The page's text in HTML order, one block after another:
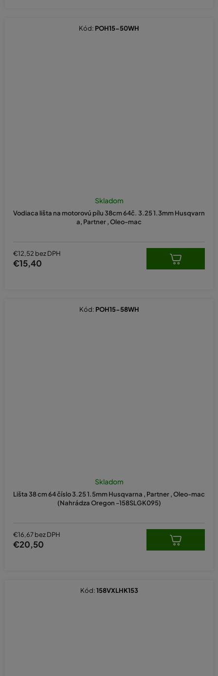
Vodiaca lišta na motorovú pílu 38cm 64č. 3.25 1.3mm Husqvarn
a, Partner , Oleo-mac
Skladom
€12,52 bez DPH
€15,40
Kód: POH15-50WH
Lišta 38 cm 64 číslo 3.25 1.5mm Husqvarna , Partner , Oleo-mac
(Nahrádza Oregon -158SLGK095)
Skladom
€16,67 bez DPH
€20,50
Kód: POH15-58WH
Kód:158VXLHK153